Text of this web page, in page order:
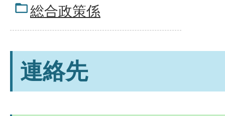
総合政策係
連絡先